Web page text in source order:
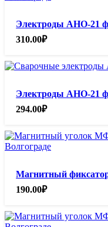
Электроды АНО-21
310.00₽
Электроды АНО-21
294.00₽
Магнитный
190.00₽